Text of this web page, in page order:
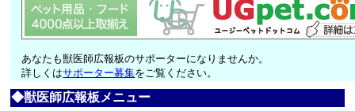
あなたも獣医師広報板のサポーターになりませんか。
詳しくはサポーター募集をご覧ください。
◆獣医師広報板メニュー